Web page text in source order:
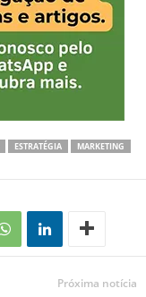
ESTRATÉGIA
MARKETING
Próxima notícia